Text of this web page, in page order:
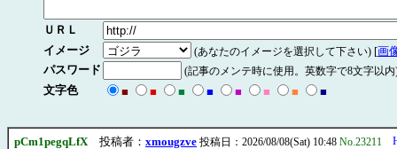
ＵＲＬ
イメージ
(あなたのイメージを選択して下さい) [画
パスワード
(記事のメンテ時に使用。英数字で8文字以内
文字色 ■ ■ ■ ■ ■ ■ ■ ■
pCm1pegqLfX 投稿者： xmougzve 投稿日：2026/08/08(Sat) 10:48 No.23211